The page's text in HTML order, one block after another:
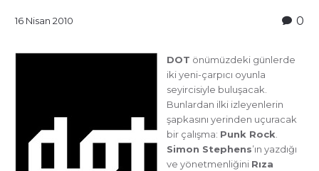
0
16 Nisan 2010
DOT önümüzdeki günlerde
iki yeni-çarpıcı oyunla
seyircisiyle buluşacak.
Bunlardan ilki izleyenlerin
şapkasını yerinden uçuracak
bir çalışma: Punk Rock.
Simon Stephens’ın yazdığı
ve yönetmenliğini Rıza